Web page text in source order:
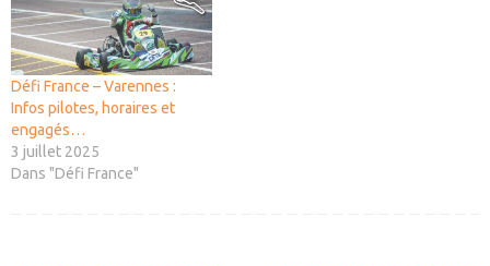
Défi France – Varennes :
Infos pilotes, horaires et
engagés…
3 juillet 2025
Dans "Défi France"